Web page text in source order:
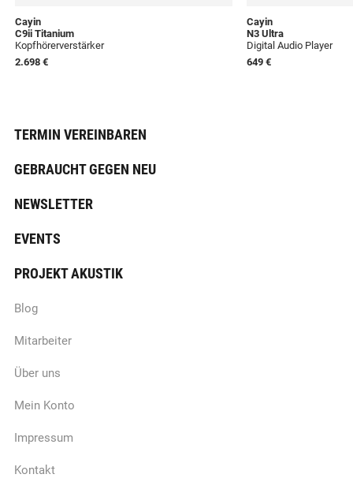
Cayin
C9ii Titanium
Kopfhörerverstärker
2.698 €
Cayin
N3 Ultra
Digital Audio Player
649 €
TERMIN VEREINBAREN
GEBRAUCHT GEGEN NEU
NEWSLETTER
EVENTS
PROJEKT AKUSTIK
Blog
Mitarbeiter
Über uns
Mein Konto
Impressum
Kontakt